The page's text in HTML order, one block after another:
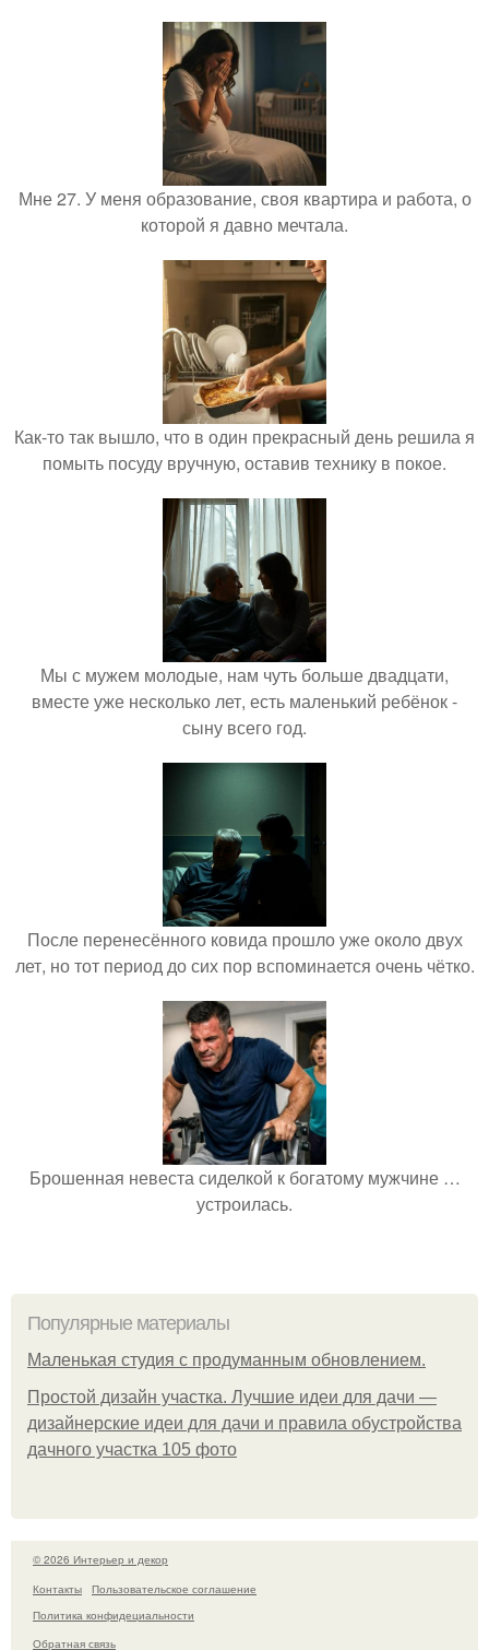
Мне 27. У меня образование, своя квартира и работа, о
которой я давно мечтала.
Как-то так вышло, что в один прекрасный день решила я
помыть посуду вручную, оставив технику в покое.
Мы с мужем молодые, нам чуть больше двадцати,
вместе уже несколько лет, есть маленький ребёнок -
сыну всего год.
После перенесённого ковида прошло уже около двух
лет, но тот период до сих пор вспоминается очень чётко.
Брошенная невеста сиделкой к богатому мужчине …
устроилась.
Популярные материалы
Маленькая студия с продуманным обновлением.
Простой дизайн участка. Лучшие идеи для дачи —
дизайнерские идеи для дачи и правила обустройства
дачного участка 105 фото
© 2026 Интерьер и декор
Контакты
Пользовательское соглашение
Политика конфидециальности
Обратная связь